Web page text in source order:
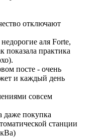
отключают
аля Forte,
показала практика
посте - очень
и каждый день
совсем
даже покупка
станции